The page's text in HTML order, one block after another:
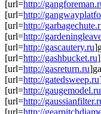
[url=http://
[url=http://
[url=http://
[url=http://
[url=http://gascautery.ru
[url=http://gashbucket.ru
[url=http://gasreturn.ru
[url=http://gatedsweep.ru
[url=http://gaugemodel.ru
[url=http://